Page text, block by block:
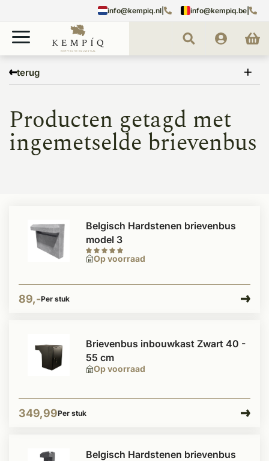
info@kempiq.nl info@kempiq.be
terug
ingemetselde brievenbus
Producten getagd met
ingemetselde brievenbus
Op voorraad
Belgisch Hardstenen brievenbus
model 3
89,-Per stuk
Op voorraad
Brievenbus inbouwkast Zwart 40 -
55 cm
349,99Per stuk
Belgisch Hardstenen brievenbus